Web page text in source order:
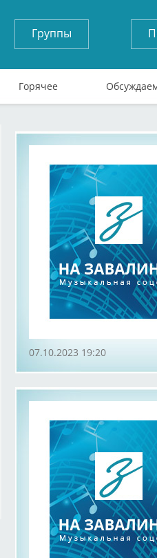
Группы
Горячее
07.10.2023 19:20